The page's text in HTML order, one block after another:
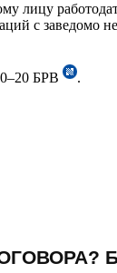
лицу
с
БРВ .